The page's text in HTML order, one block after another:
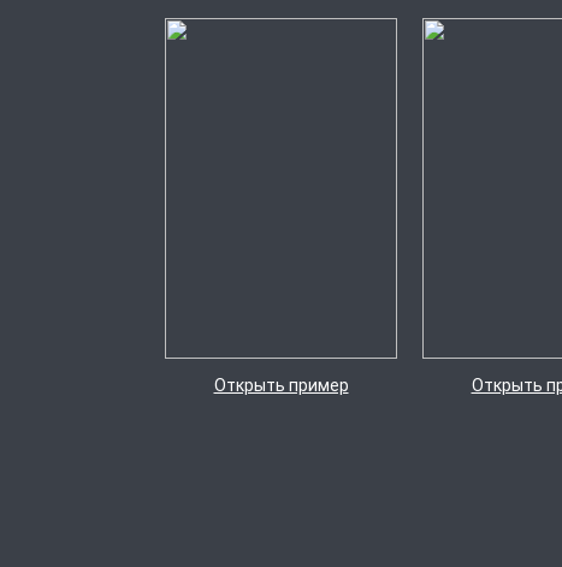
Открыть пример Открыть